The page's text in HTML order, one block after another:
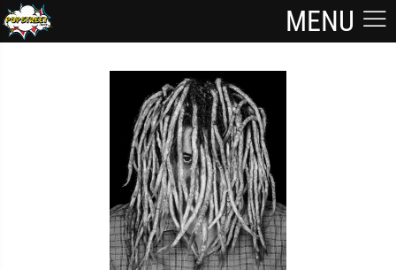
MENU